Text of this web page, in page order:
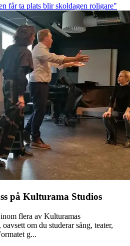
får ta plats blir skoldagen roligare"
på Kulturama Studios
flera av Kulturamas
om du studerar sång, teater,
g...